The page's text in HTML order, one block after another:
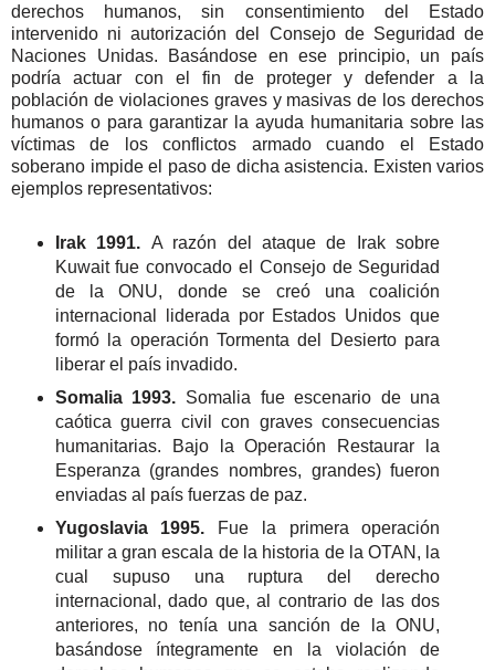
derechos humanos, sin consentimiento del Estado
intervenido ni autorización del Consejo de Seguridad de
Naciones Unidas. Basándose en ese principio, un país
podría actuar con el fin de proteger y defender a la
población de violaciones graves y masivas de los derechos
humanos o para garantizar la ayuda humanitaria sobre las
víctimas de los conflictos armado cuando el Estado
soberano impide el paso de dicha asistencia. Existen varios
ejemplos representativos:
Irak 1991. A razón del ataque de Irak sobre
Kuwait fue convocado el Consejo de Seguridad
de la ONU, donde se creó una coalición
internacional liderada por Estados Unidos que
formó la operación Tormenta del Desierto para
liberar el país invadido.
Somalia 1993. Somalia fue escenario de una
caótica guerra civil con graves consecuencias
humanitarias. Bajo la Operación Restaurar la
Esperanza (grandes nombres, grandes) fueron
enviadas al país fuerzas de paz.
Yugoslavia 1995.
Fue la primera operación
militar a gran escala de la historia de la OTAN, la
cual supuso una ruptura del derecho
internacional, dado que, al contrario de las dos
anteriores, no tenía una sanción de la ONU,
basándose íntegramente en la violación de